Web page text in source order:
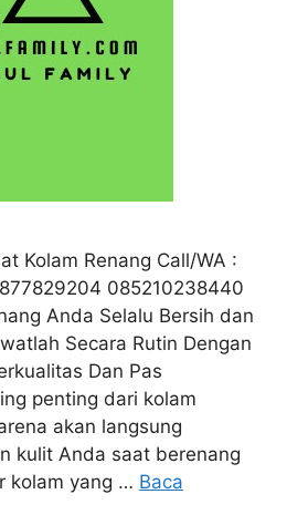
Kolam Renang Call/WA :
085210238440
Anda Selalu Bersih dan
Secara Rutin Dengan
Dan Pas
penting dari kolam
akan langsung
kulit Anda saat berenang
kolam yang … Baca